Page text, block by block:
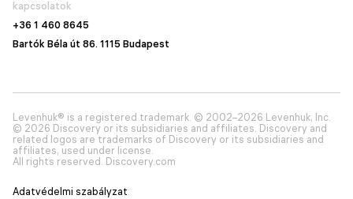
kapcsolatok
+36 1 460 8645
Bartók Béla út 86. 1115 Budapest
Levenhuk® is a registered trademark. © 2002–2026 Levenhuk, Inc.
© 2026 Discovery or its subsidiaries and affiliates. Discovery and
related logos are trademarks of Discovery or its subsidiaries and
affiliates, used under license.
All rights reserved. Discovery.com
Adatvédelmi szabályzat